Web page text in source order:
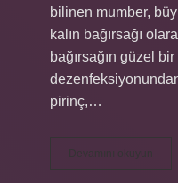
bilinen mumber,
kalın bağırsağı
bağırsağın güzel
pirinç,…
Devamını okuyun